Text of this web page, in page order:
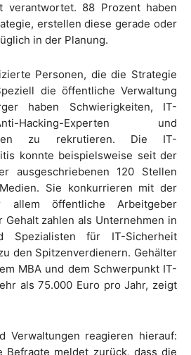
verantwortet. 88 Prozent haben
erstellen diese gerade oder
in der Planung.
Personen, die die Strategie
die öffentliche Verwaltung
haben Schwierigkeiten, IT-
Hacking-Experten und
zu rekrutieren. Die IT-
konnte beispielsweise seit der
ausgeschriebenen 120 Stellen
Sie konkurrieren mit der
allem öffentliche Arbeitgeber
zahlen als Unternehmen in
Spezialisten für IT-Sicherheit
den Spitzenverdienern. Gehälter
MBA und dem Schwerpunkt IT-
als 75.000 Euro pro Jahr, zeigt
Verwaltungen reagieren hierauf:
Befragte meldet zurück, dass die